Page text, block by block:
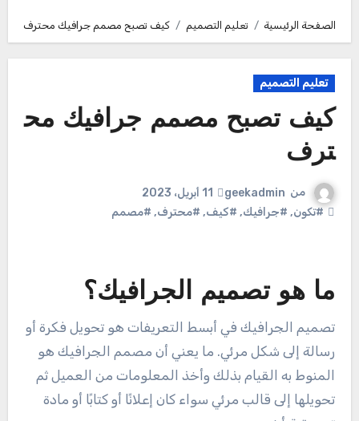
الصفحة الرئيسية تعليم التصميم كيف تصبح مصمم جرافيك محترف
تعليم التصميم
كيف تصبح مصمم جرافيك مح
ترف
من geekadmin
11 أبريل، 2023
#تكون, #جرافيك, #كيف, #محترف, #مصمم
ما هو تصميم الجرافيك؟
تصميم الجرافيك في أبسط التعريفات هو تحويل فكرة أو
رسالة إلى شكل مرئي. ما يعني أن مصمم الجرافيك هو
المنوط به القيام بذلك وأخذ المعلومات من العميل ثم
تحويلها إلى قالب مرئي سواء كان إعلانًا أو كتابًا أو مادة